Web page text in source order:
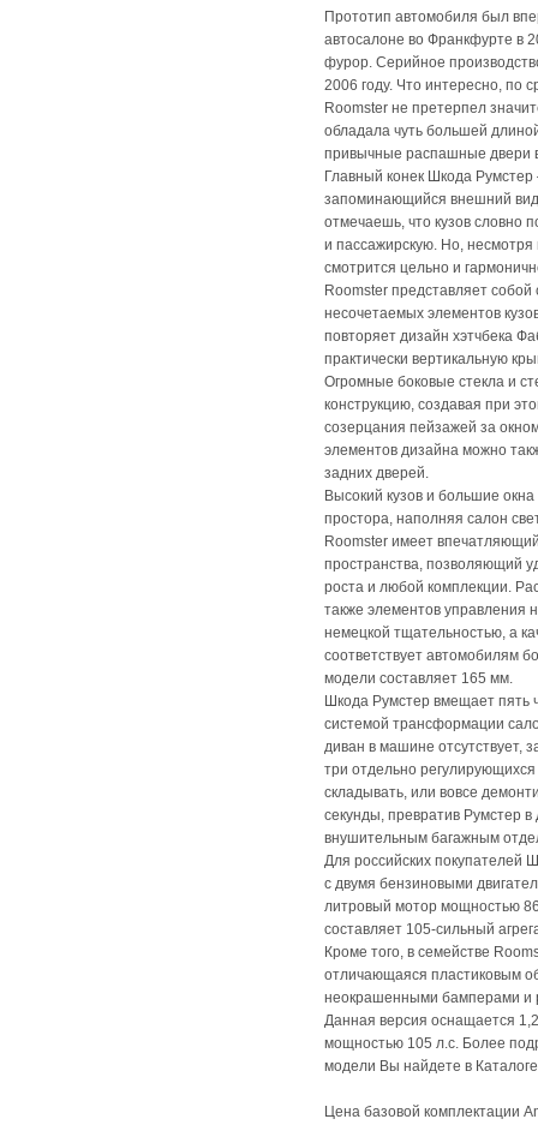
Прототип автомобиля был
автосалоне во Франкфурте в
фурор. Серийное
2006 году. Что интересно, по
Roomster не претерпел
обладала чуть большей
привычные распашные двери
Главный конек Шкода
запоминающийся внешний
отмечаешь, что кузов словно
и пассажирскую. Но,
смотрится цельно и
Roomster представляет
несочетаемых элементов
повторяет дизайн хэтчбека
практически вертикальную
Огромные боковые стекла и
конструкцию, создавая при
созерцания пейзажей за
элементов дизайна можно
задних дверей.
Высокий кузов и большие
простора, наполняя салон
Roomster имеет
пространства, позволяющий
роста и любой комплекции.
также элементов управления
немецкой тщательностью, а
соответствует автомобилям
модели составляет 165 мм.
Шкода Румстер вмещает пять
системой трансформации
диван в машине отсутствует,
три отдельно
складывать, или вовсе
секунды, превратив Румстер
внушительным багажным
Для российских покупателей
с двумя бензиновыми
литровый мотор мощностью
составляет 105-сильный
Кроме того, в семействе
отличающаяся пластиковым
неокрашенными бамперами и
Данная версия оснащается
мощностью 105 л.с. Более
модели Вы найдете в
Цена базовой комплектации